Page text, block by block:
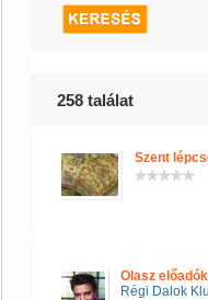
258 találat
Szent
Olasz előadók
Régi Dalok